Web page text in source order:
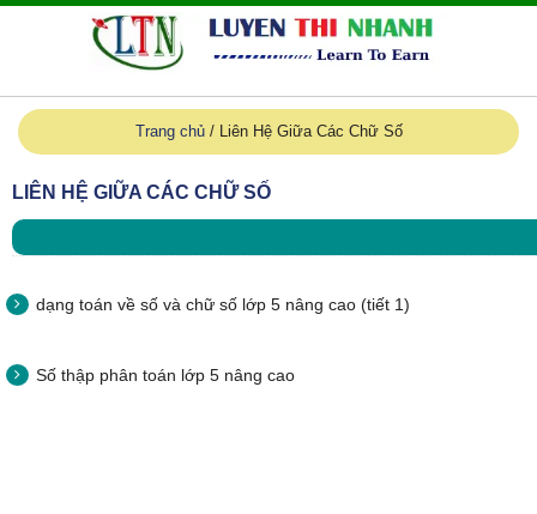
Trang chủ/ Liên Hệ Giữa Các Chữ Số
LIÊN HỆ GIỮA CÁC CHỮ SỐ
dạng toán về số và chữ số lớp 5 nâng cao (tiết 1)
Số thập phân toán lớp 5 nâng cao